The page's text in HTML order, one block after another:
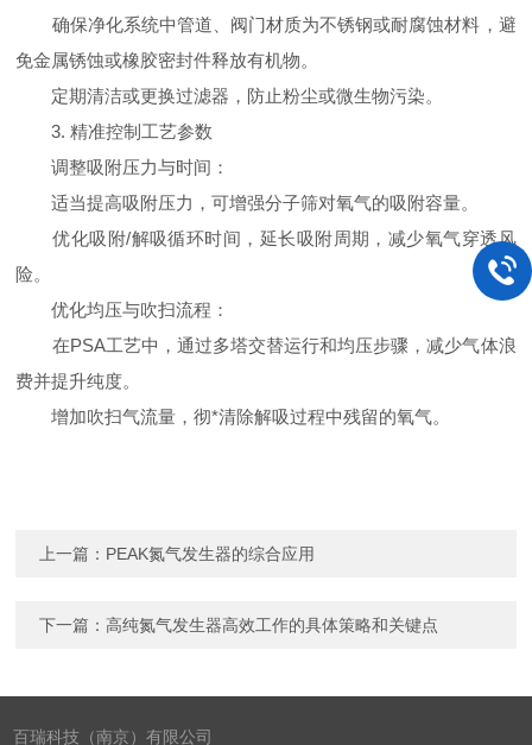
确保净化系统中管道、阀门材质为不锈钢或耐腐蚀材料，避
免金属锈蚀或橡胶密封件释放有机物。
定期清洁或更换过滤器，防止粉尘或微生物污染。
3. 精准控制工艺参数
调整吸附压力与时间：
适当提高吸附压力，可增强分子筛对氧气的吸附容量。
优化吸附/解吸循环时间，延长吸附周期，减少氧气穿透风
险。
优化均压与吹扫流程：
在PSA工艺中，通过多塔交替运行和均压步骤，减少气体浪
费并提升纯度。
增加吹扫气流量，彻*清除解吸过程中残留的氧气。
上一篇： PEAK氮气发生器的综合应用
下一篇：高纯氮气发生器高效工作的具体策略和关键点
百瑞科技（南京）有限公司